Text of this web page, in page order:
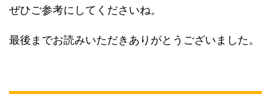
ぜひご参考にしてくださいね。
最後までお読みいただきありがとうございました。